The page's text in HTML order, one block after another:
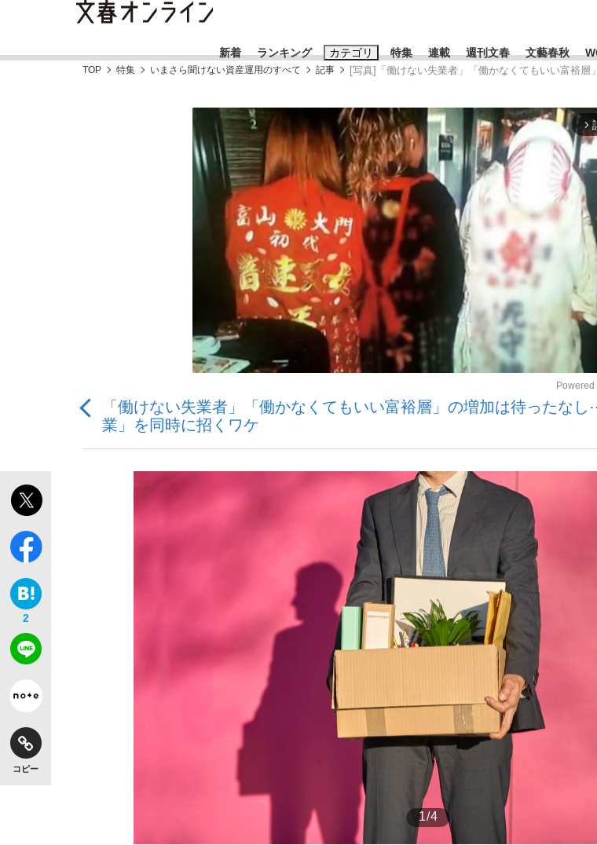
新着 ランキング カテゴリ
《BTS厳戒トーキョー滞在記》RM→渋谷で飲み会、JIN→伊豆の... 「
「最悪の空気のまま解散」WBC日本代表“敗戦”の真実 選手が明かす... 「敗
「クマが悪者扱いされているのが悲しい」『北の国から』倉本聰氏（91...
もっと見る
特集
日本生まれのK-POPアイドルたち
キングの誕生を、目撃せよ。
もっと見る
連載 週刊文春 文藝春秋
おすすめのキーワードタグ一覧
#藤田晋 #三山凌輝 #高市早苗 #後藤真希 #森岡毅
#玉木雄一郎
#亀和田武
TOP 特集 いまさら聞けない資産運用のすべて 記事 [写真]「働けない失業者」「働かなくてもいい富裕
arrow_forward_ios
Powered
「働けない失業者」「働かなくてもいい富裕層」の増加は待ったな
業」を同時に招くワケ
2
コピー
1/4